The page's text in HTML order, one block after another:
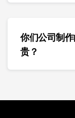
你们公司制
贵？